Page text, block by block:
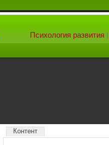
Психология развития
Контент